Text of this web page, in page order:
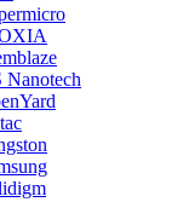
Nanotech